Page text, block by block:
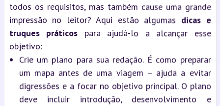
todos os requisitos, mas também cause uma grande
impressão no leitor? Aqui estão algumas dicas e
truques práticos para ajudá-lo a alcançar esse
objetivo:
Crie um plano para sua redação. É como preparar
um mapa antes de uma viagem – ajuda a evitar
digressões e a focar no objetivo principal. O plano
deve incluir introdução, desenvolvimento e